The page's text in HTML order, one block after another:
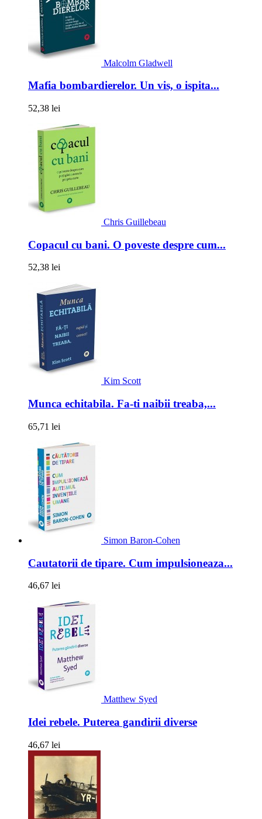
Malcolm Gladwell
Mafia bombardierelor. Un vis, o ispita...
52,38 lei
Chris Guillebeau
Copacul cu bani. O poveste despre cum...
52,38 lei
Kim Scott
Munca echitabila. Fa-ti naibii treaba,...
65,71 lei
Simon Baron-Cohen
Cautatorii de tipare. Cum impulsioneaza...
46,67 lei
Matthew Syed
Idei rebele. Puterea gandirii diverse
46,67 lei